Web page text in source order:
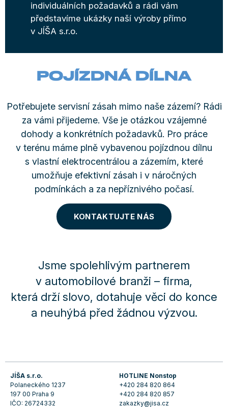
individuálních požadavků a rádi vám
představíme ukázky naší výroby přímo
v JÍŠA s.r.o.
POJÍZDNÁ DÍLNA
Potřebujete servisní zásah mimo naše zázemí? Rádi
za vámi přijedeme. Vše je otázkou vzájemné
dohody a konkrétních požadavků. Pro práce
v terénu máme plně vybavenou pojízdnou dílnu
s vlastní elektrocentrálou a zázemím, které
umožňuje efektivní zásah i v náročných
podmínkách a za nepříznivého počasí.
KONTAKTUJTE NÁS
Jsme spolehlivým partnerem
v automobilové branži – firma,
která drží slovo, dotahuje věci do konce
a neuhýbá před žádnou výzvou.
JÍŠA s.r.o.
Polaneckého 1237
197 00 Praha 9
IČO: 26724332
HOTLINE Nonstop
+420 284 820 864
+420 284 820 857
zakazky@jisa.cz